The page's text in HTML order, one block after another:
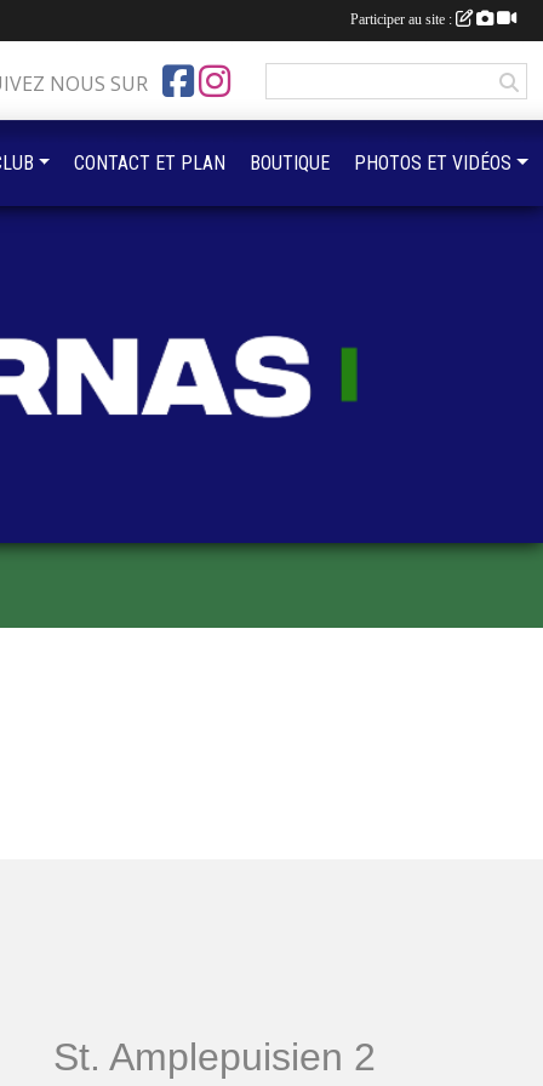
St. Amplepuisien 2
NOUS SUR
CONTACT ET PLAN BOUTIQUE PHOTOS ET VIDÉOS
Participer au site :